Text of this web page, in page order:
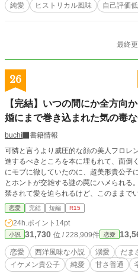
純愛
ヒストリカル風味 自己評価
最終
26
【完結】いつの間にか全方向
婚にまで巻き込まれた気の毒
buchi
書籍情報
可憐と言うより威圧的な顔の美人フロレ
進するべきところを本に埋もれて、面倒
にモブに徹していたのに、超美形貴公子
とホントが交雑する謎の罠にハメられる
禁されて愛を迫られるけど、このままで
中。R15は保険どまり。
恋愛 完結 短編 R15
24h.ポイント 14pt
小説 31,730 位 / 228,909件 恋愛
恋愛 西洋風味な小説 溺愛 だま
イケメン貴公子
純愛 甘さ普通